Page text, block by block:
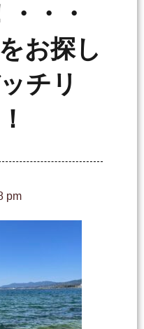
・・
お探し
チリ
pm